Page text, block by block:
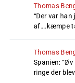
Thomas
“Der var han
af….kæmpe
Thomas
Spanien: “Øv
ringe der